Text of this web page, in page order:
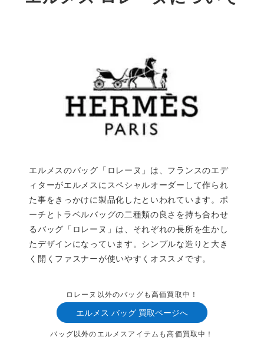
エルメスのバッグ「ロレーヌ」は、フランスのエデ
ィターがエルメスにスペシャルオーダーして作られ
た事をきっかけに製品化したといわれています。ポ
ーチとトラベルバッグの二種類の良さを持ち合わせ
るバッグ「ロレーヌ」は、それぞれの長所を生かし
たデザインになっています。シンプルな造りと大き
く開くファスナーが使いやすくオススメです。
ロレーヌ以外のバッグも高価買取中！
エルメス バッグ 買取ページへ
バッグ以外のエルメスアイテムも高価買取中！